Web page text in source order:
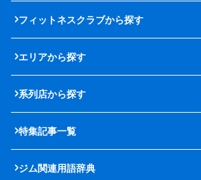
フィットネスクラブから探す
エリアから探す
系列店から探す
特集記事一覧
ジム関連用語辞典